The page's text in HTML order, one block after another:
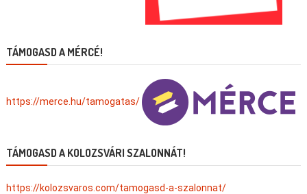
TÁMOGASD A MÉRCÉ!
https://merce.hu/tamogatas/
TÁMOGASD A KOLOZSVÁRI SZALONNÁT!
https://kolozsvaros.com/tamogasd-a-szalonnat/